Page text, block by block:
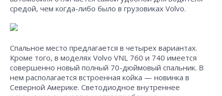
средой, чем когда-либо было в грузовиках Volvo.
Спальное место предлагается в четырех вариантах.
Кроме того, в моделях Volvo VNL 760 и 740 имеется
совершенно новый полный 70-дюймовый спальник. В
нем располагается встроенная койка — новинка в
Северной Америке. Светодиодное внутреннее